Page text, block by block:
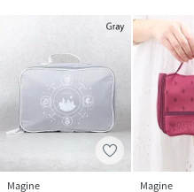
Magine
Magine